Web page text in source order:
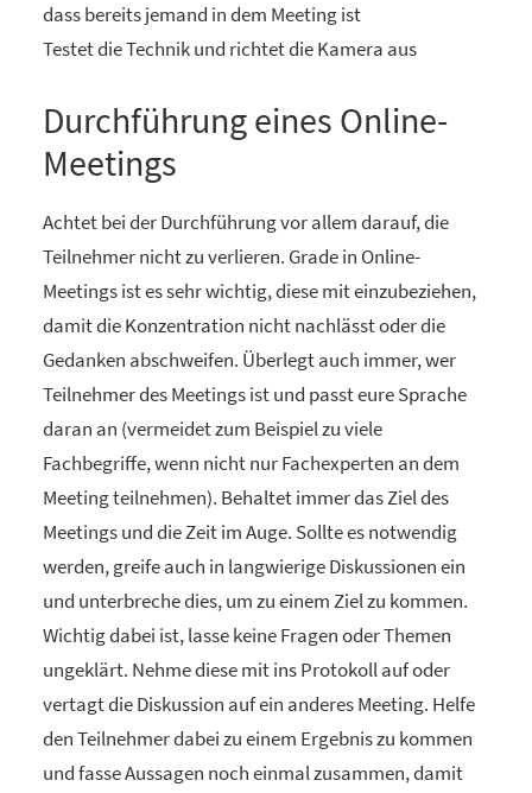
dass bereits jemand in dem Meeting ist
Testet die Technik und richtet die Kamera aus
Durchführung eines Online-
Meetings
Achtet bei der Durchführung vor allem darauf, die
Teilnehmer nicht zu verlieren. Grade in Online-
Meetings ist es sehr wichtig, diese mit einzubeziehen,
damit die Konzentration nicht nachlässt oder die
Gedanken abschweifen. Überlegt auch immer, wer
Teilnehmer des Meetings ist und passt eure Sprache
daran an (vermeidet zum Beispiel zu viele
Fachbegriffe, wenn nicht nur Fachexperten an dem
Meeting teilnehmen). Behaltet immer das Ziel des
Meetings und die Zeit im Auge. Sollte es notwendig
werden, greife auch in langwierige Diskussionen ein
und unterbreche dies, um zu einem Ziel zu kommen.
Wichtig dabei ist, lasse keine Fragen oder Themen
ungeklärt. Nehme diese mit ins Protokoll auf oder
vertagt die Diskussion auf ein anderes Meeting. Helfe
den Teilnehmer dabei zu einem Ergebnis zu kommen
und fasse Aussagen noch einmal zusammen, damit